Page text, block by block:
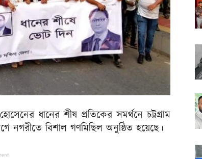
ধানের শীষ প্রতিকের সমর্থনে চট্টগ্রাম
নগরীতে বিশাল গণমিছিল অনুষ্ঠিত হয়েছে।